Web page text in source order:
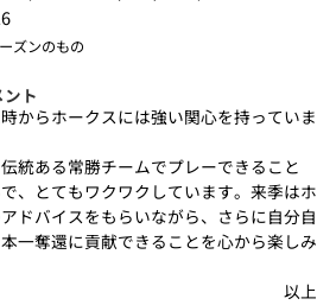
ズンのもの
ト
からホークスには強い関心を持っていま
統ある常勝チームでプレーできること
、とてもワクワクしています。来季はホ
ドバイスをもらいながら、さらに自分自
一奪還に貢献できることを心から楽しみ
以上